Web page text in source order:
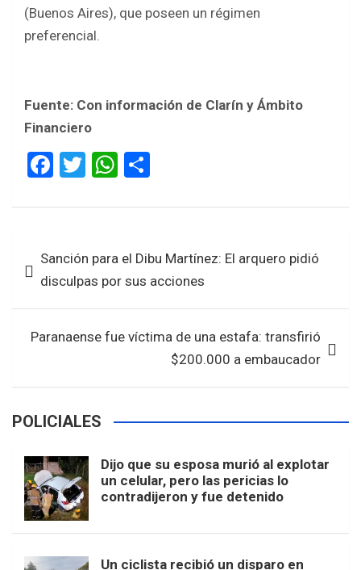
(Buenos Aires), que poseen un régimen
preferencial.
Fuente: Con información de Clarín y Ámbito
Financiero
F
ce
o
o
k
T
tt
W
at
A
p
p
ar
de
entradas
Sanción para el Dibu Martínez: El arquero pidió
disculpas por sus acciones
Paranaense fue víctima de una estafa: transfirió
$200.000 a embaucador
POLICIALES
Dijo que su esposa murió al explotar
un celular, pero las pericias lo
contradijeron y fue detenido
Un ciclista recibió un disparo en